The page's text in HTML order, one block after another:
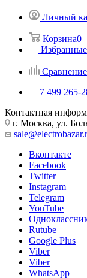
Личный
Корзина0
+7 499 265-
Контактная
г. Москва, ул.
Вконтакте
Facebook
Twitter
Instagram
Telegram
YouTube
Rutube
Google Plus
Viber
Viber
WhatsApp